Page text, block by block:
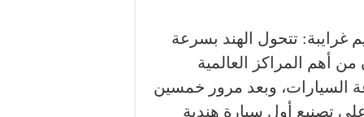
غرايبة: تتحول الهند بسرعة
من أهم المراكز العالمية
السيارات، وبعد مرور خمسين
تصنيع أول سيارة هندية